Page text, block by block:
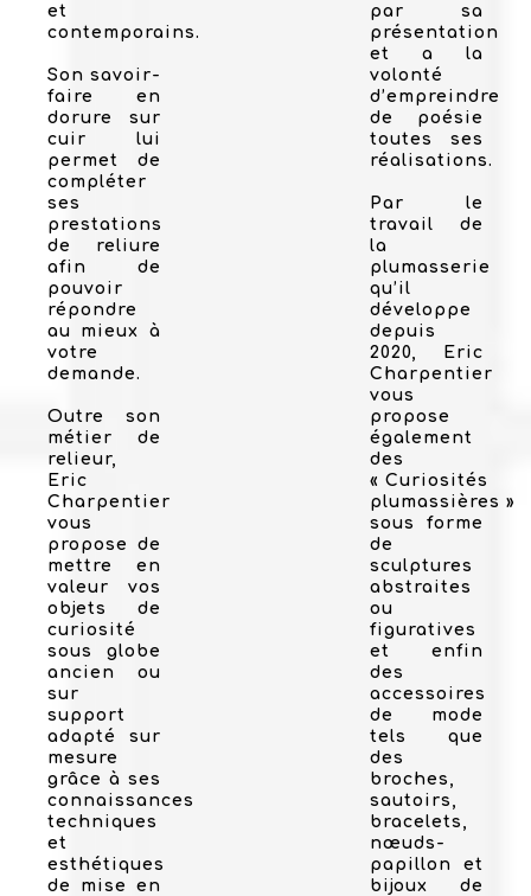
et
contemporains.
Son savoir-
faire en
dorure sur
cuir lui
permet de
compléter
ses
prestations
de reliure
afin de
pouvoir
répondre
au mieux à
votre
demande.
Outre son
métier de
relieur,
Eric
Charpentier
vous
propose de
mettre en
valeur vos
objets de
curiosité
sous globe
ancien ou
sur
support
adapté sur
mesure
grâce à ses
connaissances
techniques
et
esthétiques
de mise en
par sa
présentation
et a la
volonté
d’empreindre
de poésie
toutes ses
réalisations.
Par le
travail de
la
plumasserie
qu’il
développe
depuis
2020, Eric
Charpentier
vous
propose
également
des
« Curiosités
plumassières »
sous forme
de
sculptures
abstraites
ou
figuratives
et enfin
des
accessoires
de mode
tels que
des
broches,
sautoirs,
bracelets,
nœuds-
papillon et
bijoux de